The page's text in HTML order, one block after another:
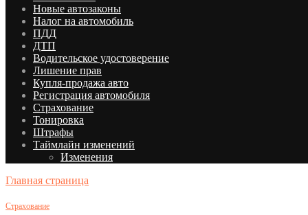
Новые автозаконы
Налог на автомобиль
ПДД
ДТП
Водительское удостоверение
Лишение прав
Купля-продажа авто
Регистрация автомобиля
Страхование
Тонировка
Штрафы
Таймлайн изменений
Изменения
Главная страница
Страхование